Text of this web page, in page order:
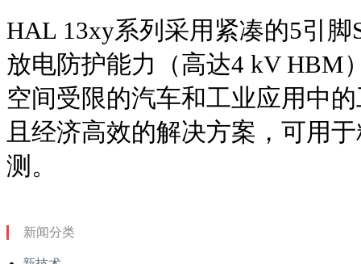
HAL 13xy系列采用紧凑的5引
放电防护能力（高达4 kV HBM
空间受限的汽车和工业应用中
且经济高效的解决方案，可用
测。
新闻分类